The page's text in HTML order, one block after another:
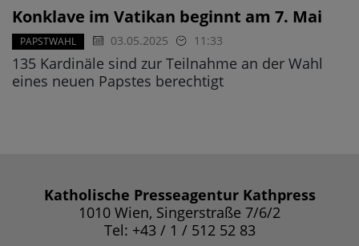
Konklave im Vatikan beginnt am 7. Mai
PAPSTWAHL 03.05.2025 11:33
135 Kardinäle sind zur Teilnahme an der Wahl
eines neuen Papstes berechtigt
Katholische Presseagentur Kathpress
1010 Wien, Singerstraße 7/6/2
Tel: +43 / 1 / 512 52 83